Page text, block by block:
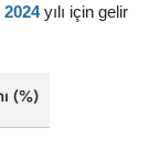
2024yılı için gelir